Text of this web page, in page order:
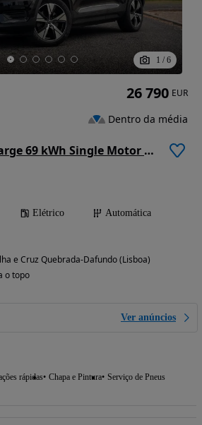
1 / 6
Volvo XC 40 Recharge 69 kWh Single Motor Plus
Elétrico
Automática
e Cruz Quebrada-Dafundo (Lisboa)
o topo
Ver anúncios
rápidas Chapa e Pintura Serviço de Pneus
26 790 EUR
Dentro da média